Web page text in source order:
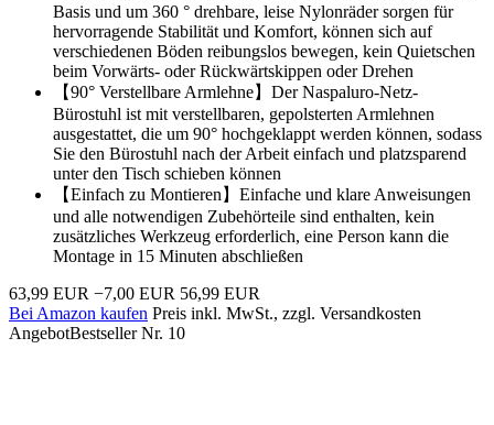
Basis und um 360 ° drehbare, leise Nylonräder sorgen für
hervorragende Stabilität und Komfort, können sich auf
verschiedenen Böden reibungslos bewegen, kein Quietschen
beim Vorwärts- oder Rückwärtskippen oder Drehen
【90° Verstellbare Armlehne】Der Naspaluro-Netz-
Bürostuhl ist mit verstellbaren, gepolsterten Armlehnen
ausgestattet, die um 90° hochgeklappt werden können, sodass
Sie den Bürostuhl nach der Arbeit einfach und platzsparend
unter den Tisch schieben können
【Einfach zu Montieren】Einfache und klare Anweisungen
und alle notwendigen Zubehörteile sind enthalten, kein
zusätzliches Werkzeug erforderlich, eine Person kann die
Montage in 15 Minuten abschließen
63,99 EUR −7,00 EUR 56,99 EUR
Bei Amazon kaufen Preis inkl. MwSt., zzgl. Versandkosten
AngebotBestseller Nr. 10